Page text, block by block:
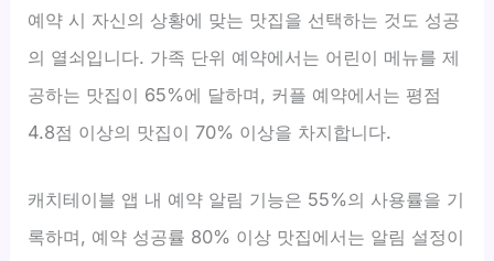
예약 시 자신의 상황에 맞는 맛집을 선택하는 것도 성공
의 열쇠입니다. 가족 단위 예약에서는 어린이 메뉴를 제
공하는 맛집이 65%에 달하며, 커플 예약에서는 평점
4.8점 이상의 맛집이 70% 이상을 차지합니다.
캐치테이블 앱 내 예약 알림 기능은 55%의 사용률을 기
록하며, 예약 성공률 80% 이상 맛집에서는 알림 설정이